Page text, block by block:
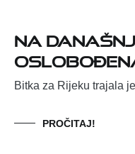
Na
Bitka za Rijeku trajala
PROČITAJ!